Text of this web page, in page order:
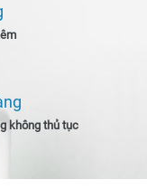
không thủ tục